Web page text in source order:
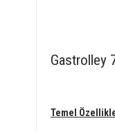
Gastrolley
Temel